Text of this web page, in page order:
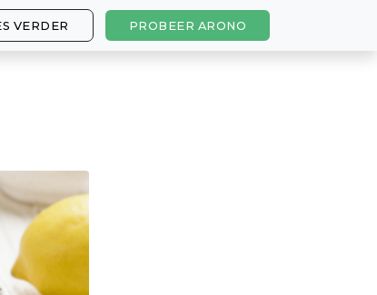
VERDER PROBEER ARONO